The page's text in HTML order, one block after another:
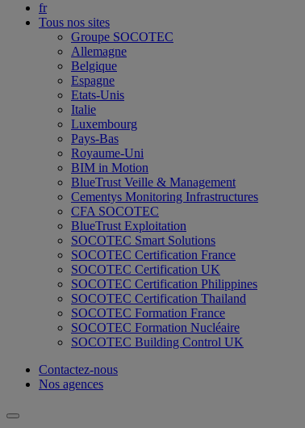
fr
Tous nos sites
Groupe SOCOTEC
Allemagne
Belgique
Espagne
Etats-Unis
Italie
Luxembourg
Pays-Bas
Royaume-Uni
BIM in Motion
BlueTrust Veille & Management
Cementys Monitoring Infrastructures
CFA SOCOTEC
BlueTrust Exploitation
SOCOTEC Smart Solutions
SOCOTEC Certification France
SOCOTEC Certification UK
SOCOTEC Certification Philippines
SOCOTEC Certification Thailand
SOCOTEC Formation France
SOCOTEC Formation Nucléaire
SOCOTEC Building Control UK
Contactez-nous
Nos agences